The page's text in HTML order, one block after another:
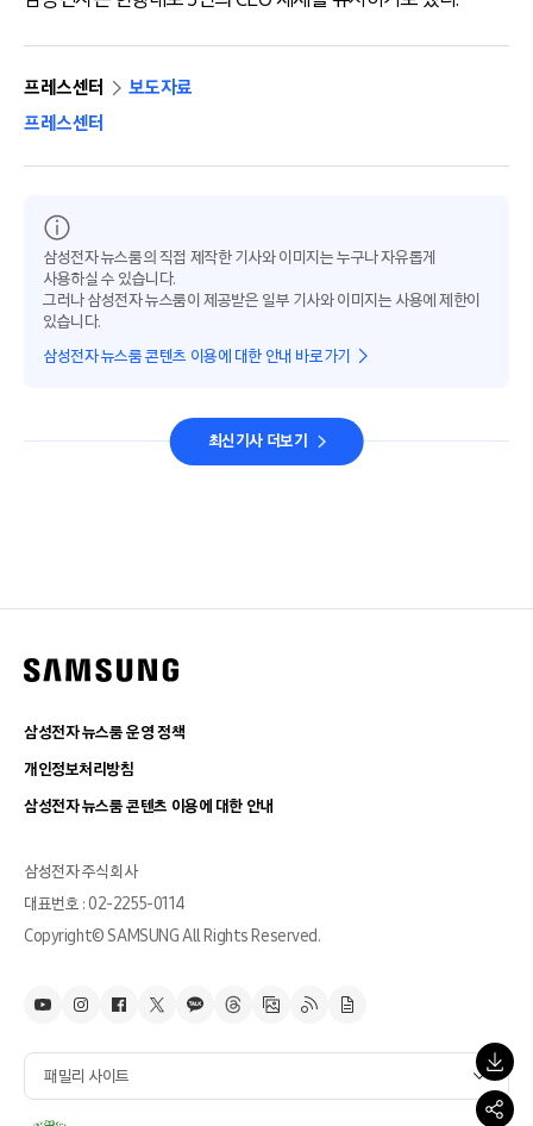
프레스센터
보도자료
프레스센터
삼성전자 뉴스룸의 직접 제작한 기사와 이미지는 누구나 자유롭게
사용하실 수 있습니다.
그러나 삼성전자 뉴스룸이 제공받은 일부 기사와 이미지는 사용에 제한이
있습니다.
삼성전자 뉴스룸 콘텐츠 이용에 대한 안내 바로가기
최신기사 더보기
삼성전자 뉴스룸 운영 정책
개인정보처리방침
삼성전자 뉴스룸 콘텐츠 이용에 대한 안내
삼성전자 주식회사
대표번호 : 02-2255-0114
Copyright© SAMSUNG All Rights Reserved.
패밀리 사이트